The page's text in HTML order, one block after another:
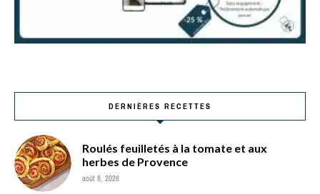
DERNIÈRES RECETTES
Roulés feuilletés à la tomate et aux
herbes de Provence
août 8, 2026